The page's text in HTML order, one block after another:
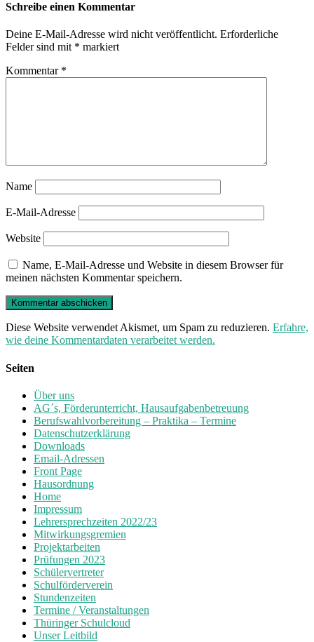
Schreibe einen Kommentar
Deine E-Mail-Adresse wird nicht veröffentlicht. Erforderliche
Felder sind mit * markiert
Kommentar *
Name
E-Mail-Adresse
Website
Name, E-Mail-Adresse und Website in diesem Browser für
meinen nächsten Kommentar speichern.
Diese Website verwendet Akismet, um Spam zu reduzieren. Erfahre,
wie deine Kommentardaten verarbeitet werden.
Seiten
Über uns
AG´s, Förderunterricht, Hausaufgabenbetreuung
Berufswahlvorbereitung – Praktika – Termine
Datenschutzerklärung
Downloads
Email-Adressen
Front Page
Hausordnung
Home
Impressum
Lehrersprechzeiten 2022/23
Mitwirkungsgremien
Projektarbeiten
Prüfungen 2023
Schülervertreter
Schulförderverein
Stundenzeiten
Termine / Veranstaltungen
Thüringer Schulcloud
Unser Leitbild